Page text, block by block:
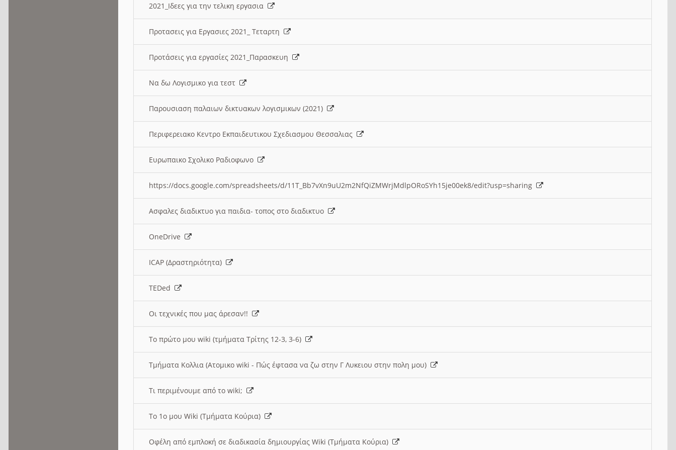
2021_Ιδεες για την τελικη εργασια
Προτασεις για Εργασιες 2021_ Τεταρτη
Προτάσεις για εργασίες 2021_Παρασκευη
Να δω Λογισμικο για τεστ
Παρουσιαση παλαιων δικτυακων λογισμικων (2021)
Περιφερειακο Κεντρο Εκπαιδευτικου Σχεδιασμου Θεσσαλιας
Ευρωπαικο Σχολικο Ραδιοφωνο
https://docs.google.com/spreadsheets/d/11T_Bb7vXn9uU2m2NfQiZMWrjMdlpORoSYh15je00ek8/edit?usp=sharing
Ασφαλες διαδικτυο για παιδια- τοπος στο διαδικτυο
OneDrive
ICAP (Δραστηριότητα)
TEDed
Οι τεχνικές που μας άρεσαν!!
Το πρώτο μου wiki (τμήματα Τρίτης 12-3, 3-6)
Τμήματα Κολλια (Ατομικο wiki - Πώς έφτασα να ζω στην Γ Λυκειου στην πολη μου)
Τι περιμένουμε από το wiki;
Το 1ο μου Wiki (Τμήματα Κούρια)
Οφέλη από εμπλοκή σε διαδικασία δημιουργίας Wiki (Τμήματα Κούρια)